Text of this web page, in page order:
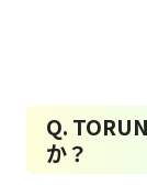
Q.
か？